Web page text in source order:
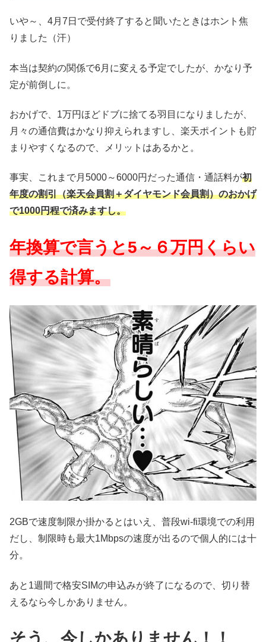
いや～、4月7日で受付終了すると聞いたときはホント焦
りました（汗）
本当は契約の関係で6月に変える予定でしたが、かなり予
定が前倒しに。
おかげで、1万円ほどドブに捨てる羽目になりましたが、
月々の通信費はかなり抑えられますし、楽天ポイントも貯
まりやすくなるので、メリットはあるかと。
事実、これまで月5000～6000円だった通信・通話料が初
年度の割引（楽天会員割＋ダイヤモンド会員割）のおかげ
で1000円程で済みますし。
年換算で言うと5～６万円くらい
得する計算。
2GBで速度制限か掛かるとはいえ、普段wi-fi環境での利用
だし、制限時も最大1Mbpsの速度が出るので個人的には十
分。
あと1週間で格安SIMの申込みが終了になるので、切り替
えるなら今しかありません。
そう、今しかありません！！